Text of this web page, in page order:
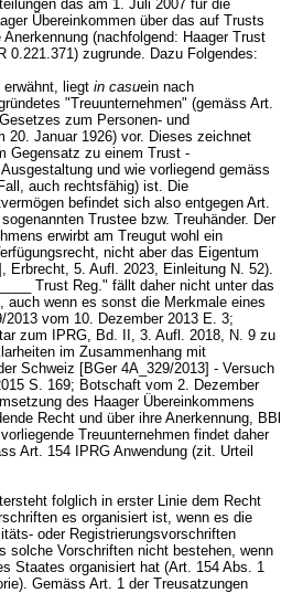
das am 1. Juli 2007 für die
Übereinkommen über das auf Trusts
(nachfolgend: Haager Trust
0.221.371) zugrunde. Dazu Folgendes:
liegt in casuein nach
"Treuunternehmen" (gemäss Art.
zum Personen- und
20. Januar 1926) vor. Dieses zeichnet
Gegensatz zu einem Trust -
und wie vorliegend gemäss
auch rechtsfähig) ist. Die
befindet sich also entgegen Art.
Trustee bzw. Treuhänder. Der
erwirbt am Treugut wohl ein
nicht aber das Eigentum
Erbrecht, 5. Aufl. 2023, Einleitung N. 52).
Trust Reg." fällt daher nicht unter das
auch wenn es sonst die Merkmale eines
vom 10. Dezember 2013 E. 3;
zum IPRG, Bd. II, 3. Aufl. 2018, N. 9 zu
im Zusammenhang mit
Schweiz [BGer 4A_329/2013] - Versuch
S. 169; Botschaft vom 2. Dezember
des Haager Übereinkommens
Recht und über ihre Anerkennung, BBl
Treuunternehmen findet daher
Art. 154 IPRG Anwendung (zit. Urteil
folglich in erster Linie dem Recht
es organisiert ist, wenn es die
oder Registrierungsvorschriften
solche Vorschriften nicht bestehen, wenn
Staates organisiert hat (Art. 154 Abs. 1
Gemäss Art. 1 der Treusatzungen